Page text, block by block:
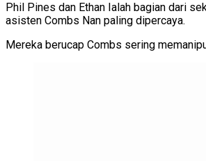
Phil Pines dan Ethan Ialah bagian dari
asisten Combs Nan paling dipercaya.
Mereka berucap Combs sering